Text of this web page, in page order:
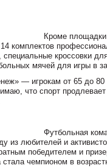
Кроме
комплектов
кроссовки
мячей для игры в
— игрокам от 65 до 80
что спорт
Футбольная
из любителей и
победителем и
чемпионом в